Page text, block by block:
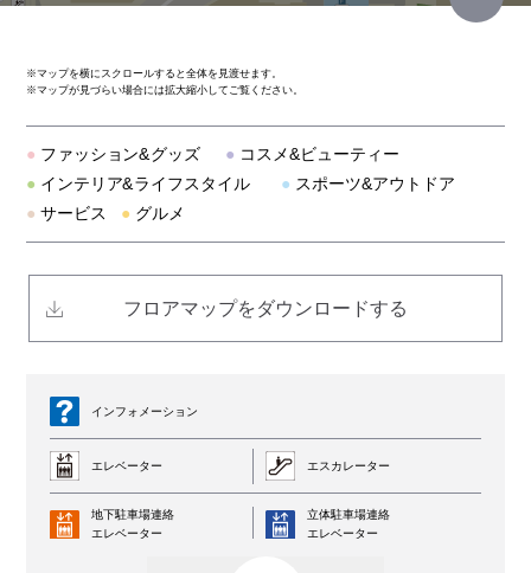
男女トイレ(1F)
※マップを横にスクロールすると全体を見渡せます。
※マップが見づらい場合には拡大縮小してご覧ください。
● ファッション&グッズ ● コスメ&ビューティー
● インテリア&ライフスタイル ● スポーツ&アウトドア
● サービス ● グルメ
フロアマップをダウンロードする
インフォメーション
エレベーター エスカレーター
地下駐車場連絡
エレベーター
立体駐車場連絡
エレベーター